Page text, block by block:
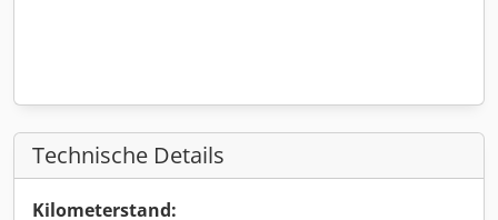
Technische Details
Kilometerstand: